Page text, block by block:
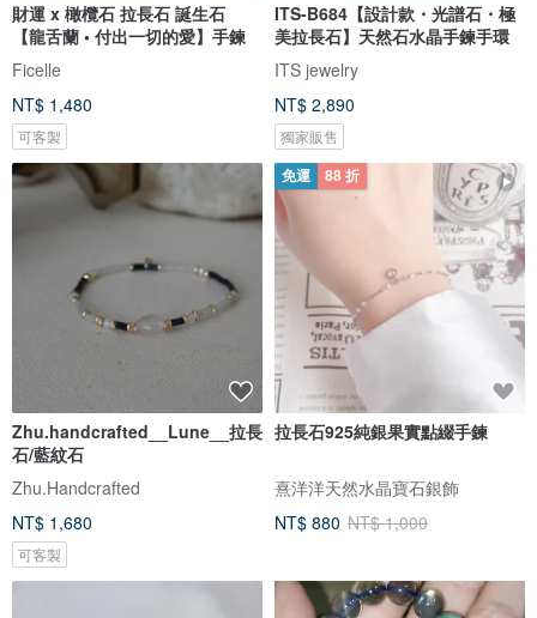
財運 x 橄欖石 拉長石 誕生石
【龍舌蘭 • 付出一切的愛】手鍊
Ficelle
NT$ 1,480
可客製
ITS-B684【設計款・光譜石・極
美拉長石】天然石水晶手鍊手環
ITS jewelry
NT$ 2,890
獨家販售
Zhu.handcrafted__Lune__拉長
石/藍紋石
Zhu.Handcrafted
NT$ 1,680
可客製
免運 88 折
拉長石925純銀果實點綴手鍊
熹洋洋天然水晶寶石銀飾
NT$ 880 NT$ 1,000